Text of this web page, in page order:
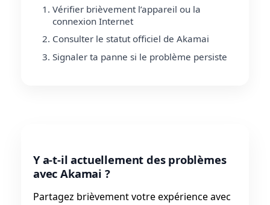
Vérifier brièvement l’appareil ou la
connexion Internet
Consulter le statut officiel de Akamai
Signaler ta panne si le problème persiste
Y a-t-il actuellement des problèmes
avec Akamai ?
Partagez brièvement votre expérience avec